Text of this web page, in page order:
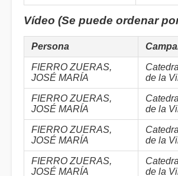
Vídeo (Se puede ordenar
Persona
FIERRO ZUERAS,
JOSÉ MARÍA
de la
FIERRO ZUERAS,
JOSÉ MARÍA
de la
FIERRO ZUERAS,
JOSÉ MARÍA
de la
FIERRO ZUERAS,
JOSÉ MARÍA
de la